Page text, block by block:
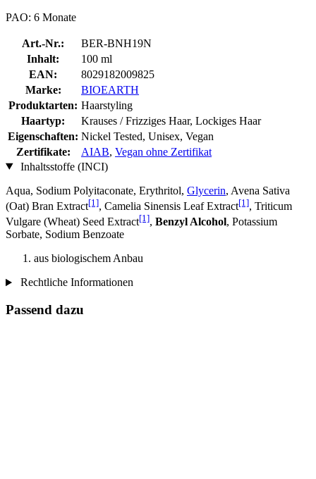
PAO: 6 Monate
Art.-Nr.:
BER-BNH19N
Inhalt:
100 ml
EAN:
8029182009825
Marke:
BIOEARTH
Produktarten: Haarstyling
Haartyp:
Krauses / Frizziges Haar, Lockiges Haar
Eigenschaften: Nickel Tested, Unisex, Vegan
Zertifikate:
AIAB, Vegan ohne Zertifikat
Inhaltsstoffe (INCI)
Aqua, Sodium Polyitaconate, Erythritol, Glycerin, Avena Sativa
(Oat) Bran Extract[1], Camelia Sinensis Leaf Extract[1], Triticum
Vulgare (Wheat) Seed Extract[1], Benzyl Alcohol, Potassium
Sorbate, Sodium Benzoate
aus biologischem Anbau
Rechtliche Informationen
Passend dazu